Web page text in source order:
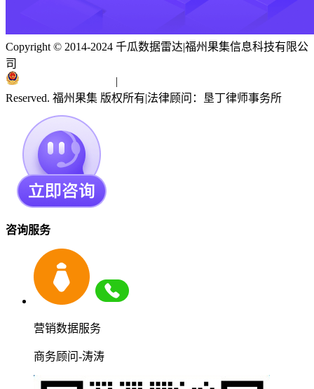
Copyright © 2014-2024 千瓜数据雷达|福州果集信息科技有限公
司
|
Reserved. 福州果集 版权所有|法律顾问：垦丁律师事务所
咨询服务
营销数据服务
商务顾问-涛涛